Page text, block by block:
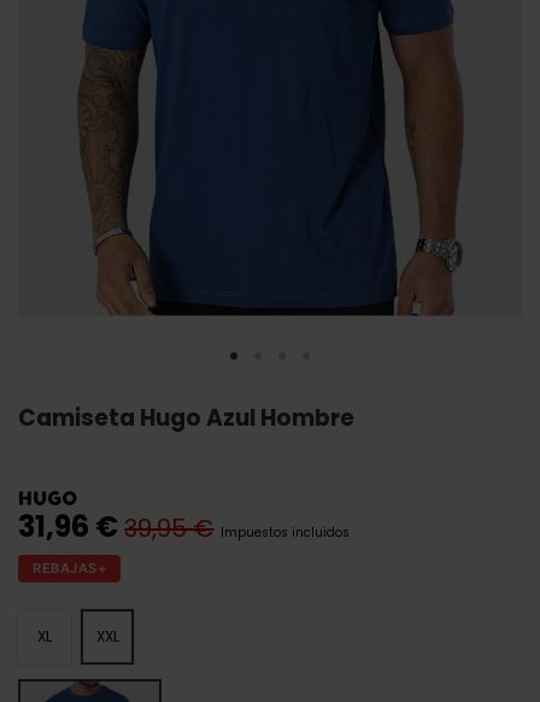
Camiseta Hugo Azul Hombre
31,96 €39,95 € Impuestos incluidos
REBAJAS+
XL XXL